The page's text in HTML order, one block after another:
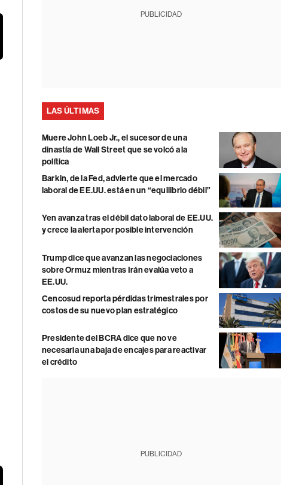
PUBLICIDAD
LAS ÚLTIMAS
Muere John Loeb Jr., el sucesor de una
dinastía de Wall Street que se volcó a la
política
Barkin, de la Fed, advierte que el mercado
laboral de EE.UU. está en un “equilibrio débil”
Yen avanza tras el débil dato laboral de EE.UU.
y crece la alerta por posible intervención
Trump dice que avanzan las negociaciones
sobre Ormuz mientras Irán evalúa veto a
EE.UU.
Cencosud reporta pérdidas trimestrales por
costos de su nuevo plan estratégico
Presidente del BCRA dice que no ve
necesaria una baja de encajes para reactivar
el crédito
PUBLICIDAD